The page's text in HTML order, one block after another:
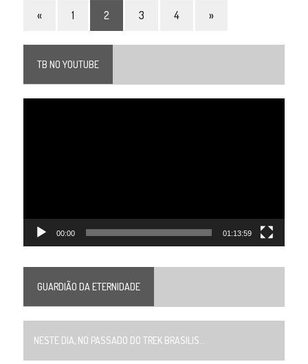
« 1 2 3 4 »
TB NO YOUTUBE
00:00 01:13:59
GUARDIÃO DA ETERNIDADE
NESTE DIA, NO PASSADO DO TREK BRASILIS...